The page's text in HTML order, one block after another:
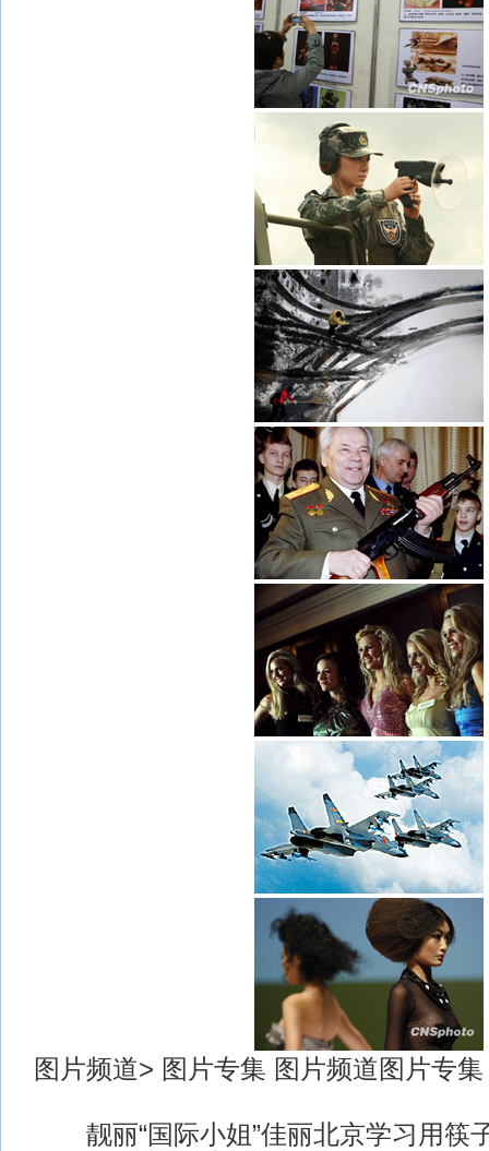
图片频道> 图片专集 图片频道图片专集
靓丽“国际小姐”佳丽北京学习用筷